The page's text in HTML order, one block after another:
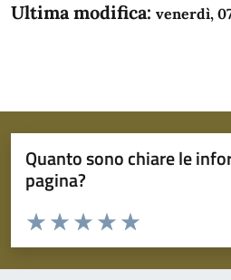
Ultima modifica: venerdì,
Quanto sono chiare le
pagina?
Domanda
Valuta da 1 a 5 stelle la pagina
Valuta 5 stelle su
Valuta 4 stelle su 5
Valuta 3 stelle su 5
Valuta 2 stelle su 5
Valuta 1 stelle su 5